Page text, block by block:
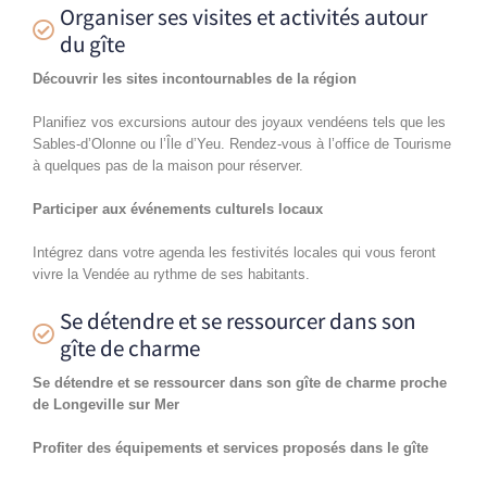
Organiser ses visites et activités autour
du gîte
Découvrir les sites incontournables de la région
Planifiez vos excursions autour des joyaux vendéens tels que les
Sables-d’Olonne ou l’Île d’Yeu. Rendez-vous à l’office de Tourisme
à quelques pas de la maison pour réserver.
Participer aux événements culturels locaux
Intégrez dans votre agenda les festivités locales qui vous feront
vivre la Vendée au rythme de ses habitants.
Se détendre et se ressourcer dans son
gîte de charme
Se détendre et se ressourcer dans son gîte de charme proche
de Longeville sur Mer
Profiter des équipements et services proposés dans le gîte